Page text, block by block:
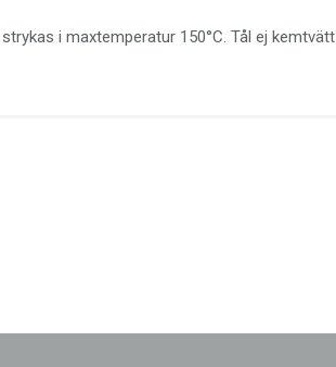
i maxtemperatur 150°C. Tål ej kemtvätt